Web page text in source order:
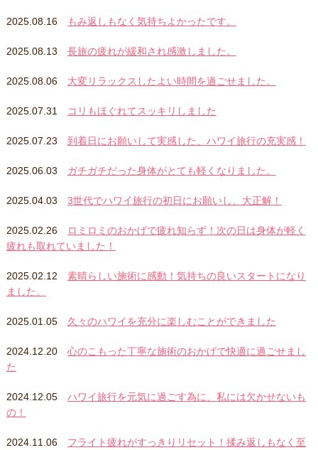
2025.08.16 もみ返しもなく気持ちよかったです。
2025.08.13 長旅の疲れが緩和され感激しました。
2025.08.06 大変リラックスしたよい時間を過ごせました。
2025.07.31 コリもほぐれてスッキリしました
2025.07.23 到着日にお願いして実感した、ハワイ旅行の充実感！
2025.06.03 ガチガチだった身体がとても軽くなりました。
2025.04.03 3世代でハワイ旅行の初日にお願いし、大正解！
2025.02.26
ロミロミのおかげで疲れ知らず！次の日は身体が軽く
疲れも取れていました！
2025.02.12
素晴らしい施術に感動！気持ちの良いスタートになり
ました。
2025.01.05 久々のハワイを充分に楽しむことができました
2024.12.20
心のこもった丁寧な施術のおかげで快適に過ごせまし
た
2024.12.05
ハワイ旅行を元気に過ごす為に、私には欠かせないも
の！
2024.11.06
フライト疲れがすっきりリセット！揉み返しもなく至